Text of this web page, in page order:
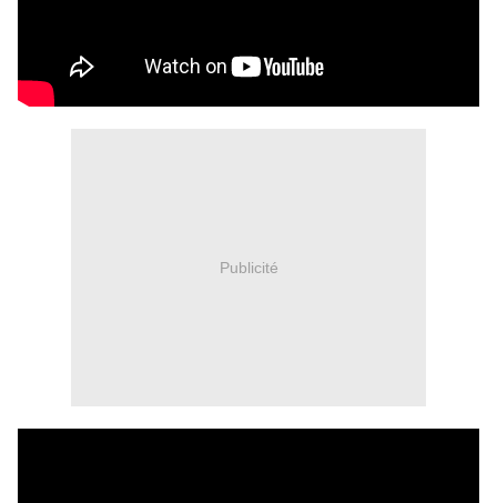
Publicité